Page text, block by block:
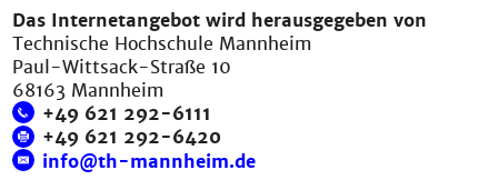
Das Internetangebot wird herausgegeben von
Technische Hochschule Mannheim
Paul-Wittsack-Straße 10
68163 Mannheim
+49 621 292-6111
+49 621 292-6420
info@th-mannheim.de